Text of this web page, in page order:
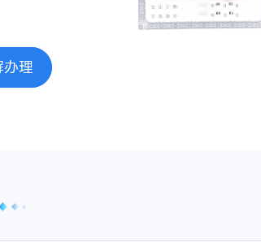
办理